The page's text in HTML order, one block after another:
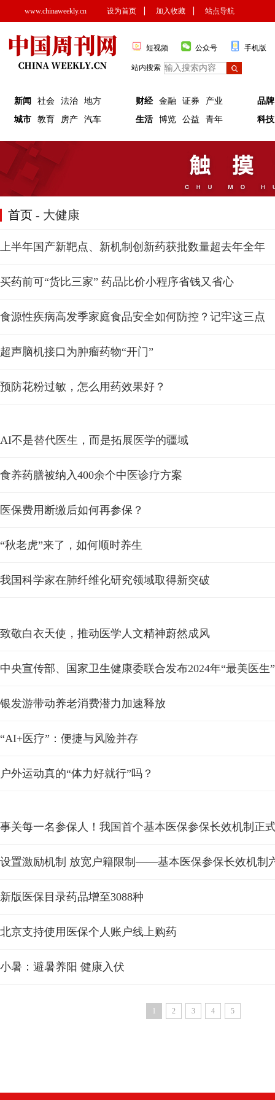
www.chinaweekly.cn 设为首页 加入收藏 站点导航
短视频 公众号 手机版
站内搜索
新闻 社会 法治
地方
城市
教育 房产 汽车
财经 金融 证券
产业
生活
博览 公益 青年
品牌
科技
首页 - 大健康
上半年国产新靶点、新机制创新药获批数量超去年全年
买药前可“货比三家” 药品比价小程序省钱又省心
食源性疾病高发季家庭食品安全如何防控？记牢这三点
超声脑机接口为肿瘤药物“开门”
预防花粉过敏，怎么用药效果好？
AI不是替代医生，而是拓展医学的疆域
食养药膳被纳入400余个中医诊疗方案
医保费用断缴后如何再参保？
“秋老虎”来了，如何顺时养生
我国科学家在肺纤维化研究领域取得新突破
致敬白衣天使，推动医学人文精神蔚然成风
中央宣传部、国家卫生健康委联合发布2024年“最美医生”
银发游带动养老消费潜力加速释放
“AI+医疗”：便捷与风险并存
户外运动真的“体力好就行”吗？
事关每一名参保人！我国首个基本医保参保长效机制正
设置激励机制 放宽户籍限制——基本医保参保长效机制
新版医保目录药品增至3088种
北京支持使用医保个人账户线上购药
小暑：避暑养阳 健康入伏
1 2 3 4 5